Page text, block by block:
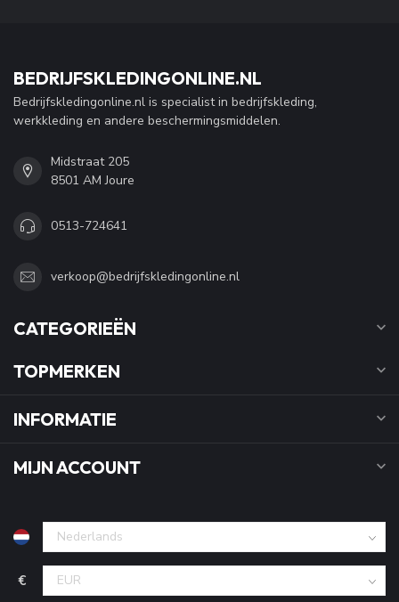
BEDRIJFSKLEDINGONLINE.NL
Bedrijfskledingonline.nl is specialist in bedrijfskleding,
werkkleding en andere beschermingsmiddelen.
Midstraat 205
8501 AM Joure
0513-724641
verkoop@bedrijfskledingonline.nl
CATEGORIEËN
TOPMERKEN
INFORMATIE
MIJN ACCOUNT
€